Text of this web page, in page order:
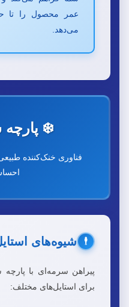
عمر محصول را تا
می‌دهد.
❄️ پارچه
فناوری خنک‌کننده
🕴️ شیوه‌های
پیراهن سرمه‌ای با پارچه
برای استایل‌های مختلف: